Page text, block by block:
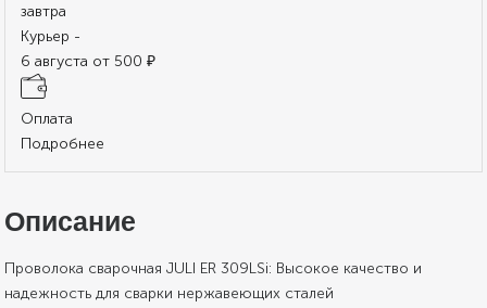
завтра
Курьер -
6 августа от 500 ₽
Оплата
Подробнее
Описание
Проволока сварочная JULI ER 309LSi: Высокое качество и
надежность для сварки нержавеющих сталей